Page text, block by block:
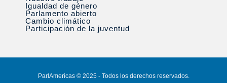
Igualdad de género
Parlamento abierto
Cambio climático
Participación de la juventud
ParlAmericas © 2025 - Todos los derechos reservados.